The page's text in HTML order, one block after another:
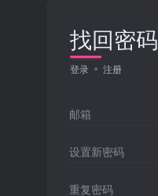
找回密码
登录 注册
邮箱
设置新密码
重复密码